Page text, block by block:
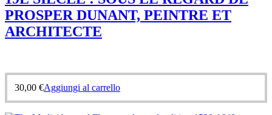
PROSPER DUNANT, PEINTRE ET
ARCHITECTE
30,00 €Aggiungi al carrello